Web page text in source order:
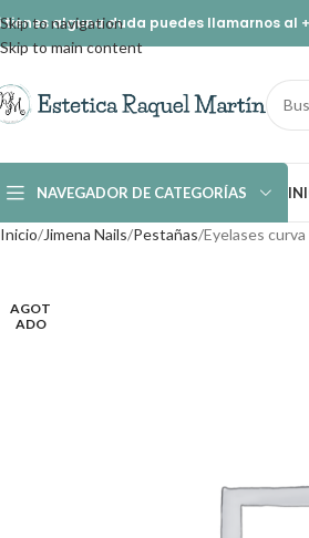
Skip to navigation
Skip to main content
tienes alguna duda puedes llamarnos al
NAVEGADOR DE CATEGORÍAS
Inicio Jimena Nails Pestañas Eyelases
AGOT
ADO